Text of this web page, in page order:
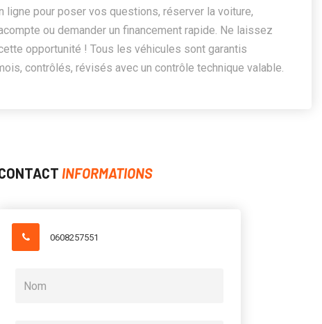
ligne pour poser vos questions, réserver la voiture,
ou demander un financement rapide. Ne laissez
opportunité ! Tous les véhicules sont garantis
contrôlés, révisés avec un contrôle technique valable.
INFORMATIONS
0608257551